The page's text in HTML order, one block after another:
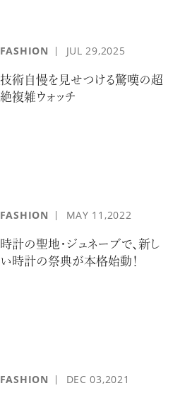
FASHION JUL 29,2025
技術自慢を見せつける驚嘆の超
絶複雑ウォッチ
FASHION MAY 11,2022
時計の聖地・ジュネーブで、新し
い時計の祭典が本格始動！
FASHION DEC 03,2021